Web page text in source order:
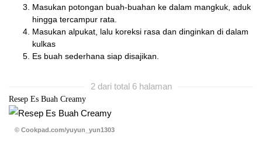
Masukan potongan buah-buahan ke dalam mangkuk, aduk
hingga tercampur rata.
Masukan alpukat, lalu koreksi rasa dan dinginkan di dalam
kulkas
Es buah sederhana siap disajikan.
2 dari total 6 halaman
Resep Es Buah Creamy
© Cookpad.com/yuyun_yun1303